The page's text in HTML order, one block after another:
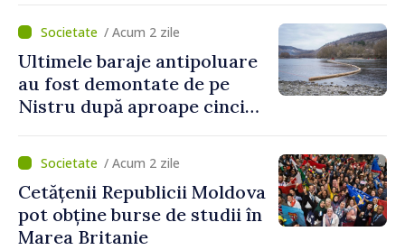
/ Acum 2 zile
Ultimele baraje antipoluare
au fost demontate de pe
Nistru după aproape cinci
/ Acum 2 zile
Cetățenii Republicii Moldova
pot obține burse de studii în
Marea Britanie